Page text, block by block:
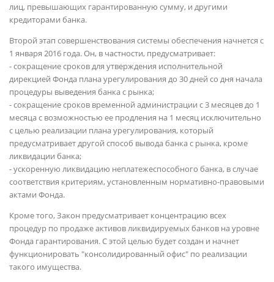
лиц, превышающих гарантированную сумму, и другими
кредиторами банка.
Второй этап совершенствования системы обеспечения начнется с
1 января 2016 года. Он, в частности, предусматривает:
- сокращение сроков для утверждения исполнительной
дирекцией Фонда плана урегулирования до 30 дней со дня начала
процедуры выведения банка с рынка;
- сокращение сроков временной администрации с 3 месяцев до 1
месяца с возможностью ее продления на 1 месяц исключительно
с целью реализации плана урегулирования, который
предусматривает другой способ вывода банка с рынка, кроме
ликвидации банка;
- ускоренную ликвидацию неплатежеспособного банка, в случае
соответствия критериям, установленным нормативно-правовыми
актами Фонда.
Кроме того, Закон предусматривает концентрацию всех
процедур по продаже активов ликвидируемых банков на уровне
Фонда гарантирования. С этой целью будет создан и начнет
функционировать "консолидированный офис" по реализации
такого имущества.